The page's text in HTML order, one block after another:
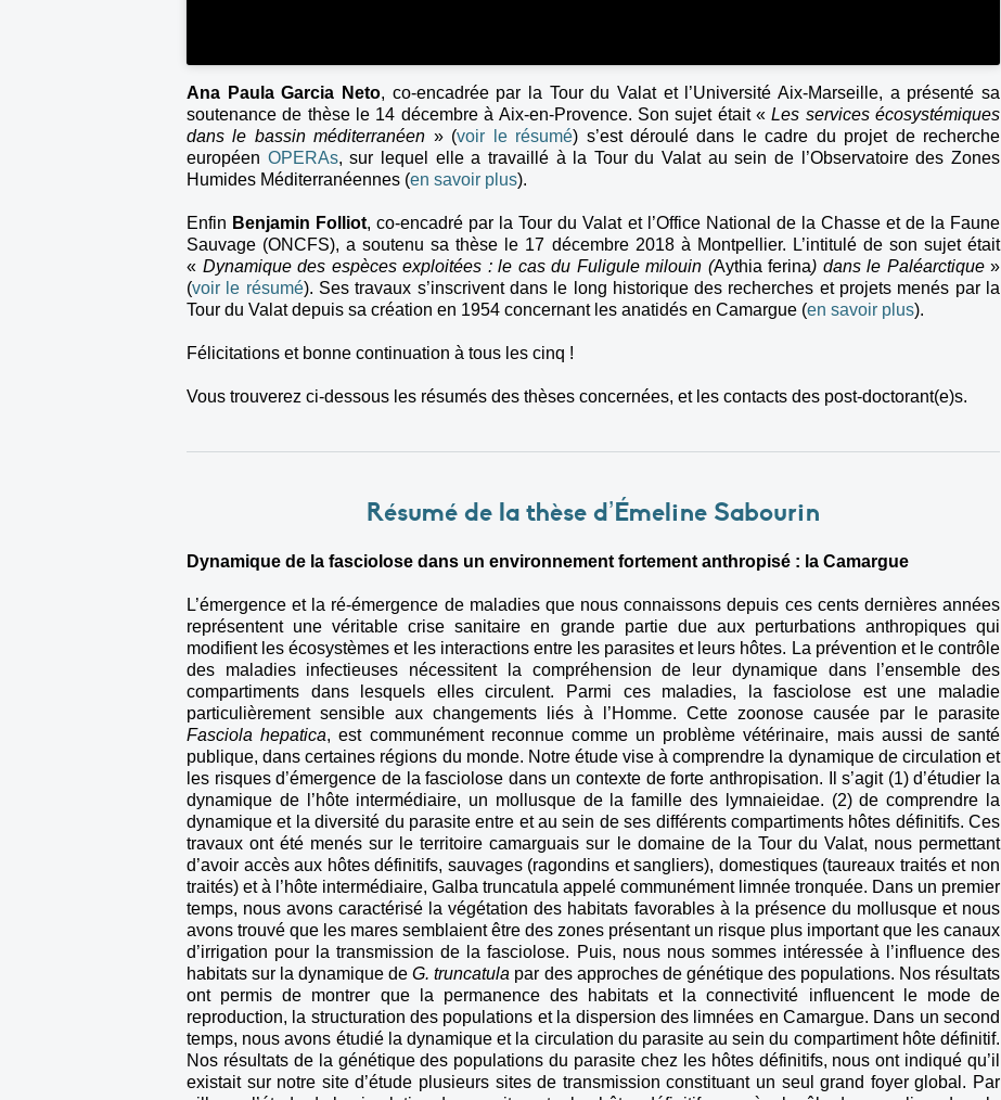
Ana Paula Garcia Neto, co-encadrée par la Tour du Valat et l’Université Aix-Marseille, a présenté sa
soutenance de thèse le 14 décembre à Aix-en-Provence. Son sujet était «Les services écosystémiques
dans le bassin méditerranéen » (voir le résumé) s’est déroulé dans le cadre du projet de recherche
européen OPERAs, sur lequel elle a travaillé à la Tour du Valat au sein de l’Observatoire des Zones
Humides Méditerranéennes (en savoir plus).
Enfin Benjamin Folliot, co-encadré par la Tour du Valat et l’Office National de la Chasse et de la Faune
Sauvage (ONCFS), a soutenu sa thèse le 17 décembre 2018 à Montpellier. L’intitulé de son sujet était
« Dynamique des espèces exploitées : le cas du Fuligule milouin (Aythia ferina) dans le Paléarctique»
(voir le résumé). Ses travaux s’inscrivent dans le long historique des recherches et projets menés par la
Tour du Valat depuis sa création en 1954 concernant les anatidés en Camargue (en savoir plus).
Félicitations et bonne continuation à tous les cinq !
Vous trouverez ci-dessous les résumés des thèses concernées, et les contacts des post-doctorant(e)s.
Résumé de la thèse d’Émeline Sabourin
Dynamique de la fasciolose dans un environnement fortement anthropisé : la Camargue
L’émergence et la ré-émergence de maladies que nous connaissons depuis ces cents dernières années
représentent une véritable crise sanitaire en grande partie due aux perturbations anthropiques qui
modifient les écosystèmes et les interactions entre les parasites et leurs hôtes. La prévention et le contrôle
des maladies infectieuses nécessitent la compréhension de leur dynamique dans l’ensemble des
compartiments dans lesquels elles circulent. Parmi ces maladies, la fasciolose est une maladie
particulièrement sensible aux changements liés à l’Homme. Cette zoonose causée par le parasite
Fasciola hepatica, est communément reconnue comme un problème vétérinaire, mais aussi de santé
publique, dans certaines régions du monde. Notre étude vise à comprendre la dynamique de circulation et
les risques d’émergence de la fasciolose dans un contexte de forte anthropisation. Il s’agit (1) d’étudier la
dynamique de l’hôte intermédiaire, un mollusque de la famille des lymnaieidae. (2) de comprendre la
dynamique et la diversité du parasite entre et au sein de ses différents compartiments hôtes définitifs. Ces
travaux ont été menés sur le territoire camarguais sur le domaine de la Tour du Valat, nous permettant
d’avoir accès aux hôtes définitifs, sauvages (ragondins et sangliers), domestiques (taureaux traités et non
traités) et à l’hôte intermédiaire, Galba truncatula appelé communément limnée tronquée. Dans un premier
temps, nous avons caractérisé la végétation des habitats favorables à la présence du mollusque et nous
avons trouvé que les mares semblaient être des zones présentant un risque plus important que les canaux
d’irrigation pour la transmission de la fasciolose. Puis, nous nous sommes intéressée à l’influence des
habitats sur la dynamique deG. truncatula par des approches de génétique des populations. Nos résultats
ont permis de montrer que la permanence des habitats et la connectivité influencent le mode de
reproduction, la structuration des populations et la dispersion des limnées en Camargue. Dans un second
temps, nous avons étudié la dynamique et la circulation du parasite au sein du compartiment hôte définitif.
Nos résultats de la génétique des populations du parasite chez les hôtes définitifs, nous ont indiqué qu’il
existait sur notre site d’étude plusieurs sites de transmission constituant un seul grand foyer global. Par